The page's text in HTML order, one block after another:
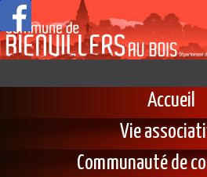
Accueil
Vie
Communauté de